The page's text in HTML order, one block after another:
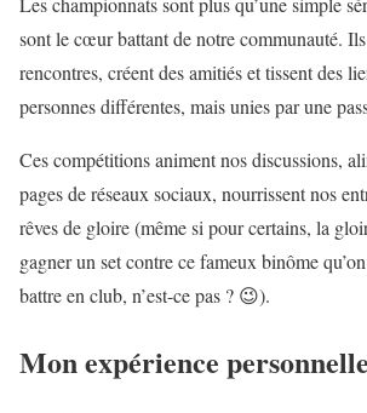
sont le cœur battant de notre communauté.
rencontres, créent des amitiés et tissent des
personnes différentes, mais unies par une
Ces compétitions animent nos discussions,
pages de réseaux sociaux, nourrissent nos
rêves de gloire (même si pour certains, la
gagner un set contre ce fameux binôme
battre en club, n’est-ce pas ? 😉).
Mon expérience personnelle